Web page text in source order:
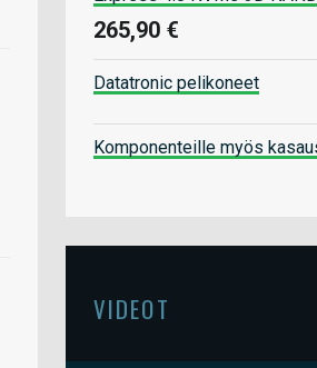
265,90 €
Datatronic pelikoneet
Komponenteille myös
VIDEOT